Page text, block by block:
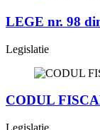
LEGE nr. 98
Legislatie
CODUL
Legislatie